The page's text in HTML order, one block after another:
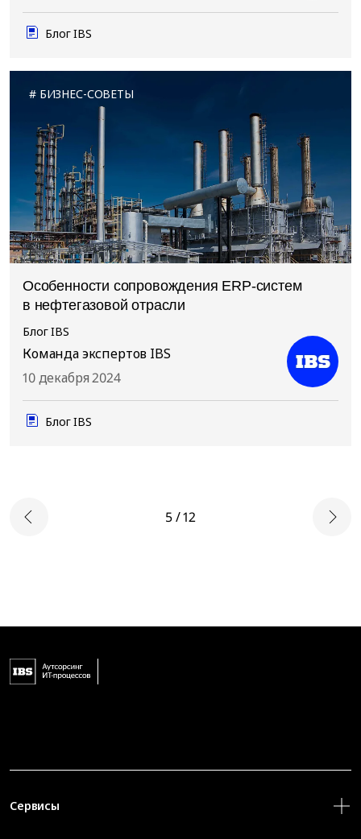
Блог IBS
БИЗНЕС-СОВЕТЫ
Особенности сопровождения ERP-систем
в нефтегазовой отрасли
Блог IBS
Команда экспертов IBS
10 декабря 2024
Блог IBS
5 / 12
Сервисы